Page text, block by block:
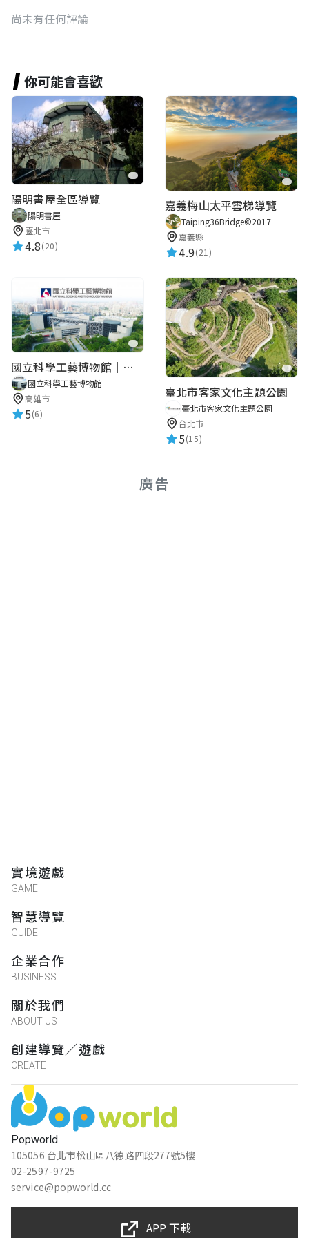
尚未有任何評論
你可能會喜歡
陽明書屋全區導覽
陽明書屋
臺北市
4.8(20)
嘉義梅山太平雲梯導覽
Taiping36Bridge©2017
嘉義縣
4.9(21)
國立科學工藝博物館｜華語智慧導覽
國立科學工藝博物館
高雄市
5(6)
臺北市客家文化主題公園
臺北市客家文化主題公園
台北市
5(15)
廣告
Popworld
105056 台北市松山區八德路四段277號5樓
02-2597-9725
service@popworld.cc
實境遊戲
GAME
智慧導覽
GUIDE
企業合作
BUSINESS
關於我們
ABOUT US
創建導覽／遊戲
CREATE
APP 下載